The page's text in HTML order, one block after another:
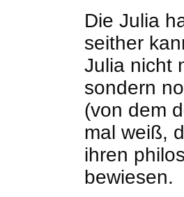
Die Julia
seither
Julia nicht
sondern
(von dem
mal weiß,
ihren
bewiesen.